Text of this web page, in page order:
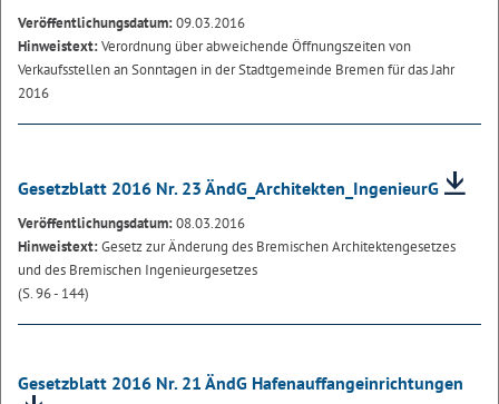
Veröffentlichungsdatum:09.03.2016
Hinweistext:Verordnung über abweichende Öffnungszeiten von
Verkaufsstellen an Sonntagen in der Stadtgemeinde Bremen für das Jahr
2016
Gesetzblatt 2016 Nr. 23 ÄndG_Architekten_IngenieurG
Veröffentlichungsdatum:08.03.2016
Hinweistext:Gesetz zur Änderung des Bremischen Architektengesetzes
und des Bremischen Ingenieurgesetzes
(S. 96 - 144)
Gesetzblatt 2016 Nr. 21 ÄndG Hafenauffangeinrichtungen